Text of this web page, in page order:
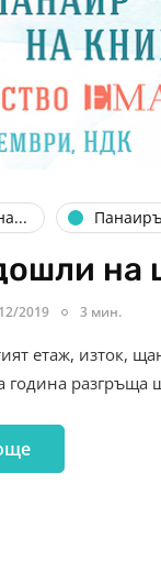
на
2019 3 мин.
етаж, изток,
година